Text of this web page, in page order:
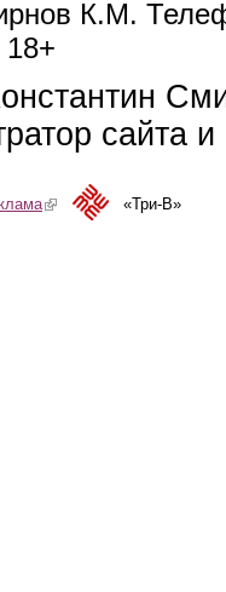
К.М.
sends e-mail)
18+
сайта
(link is external)«Три-В»